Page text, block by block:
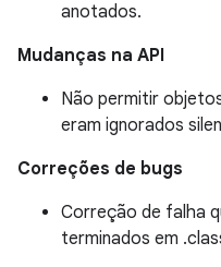
anotados.
Mudanças na API
Não permitir
eram ignorados
Correções de bugs
Correção de falha
terminados em